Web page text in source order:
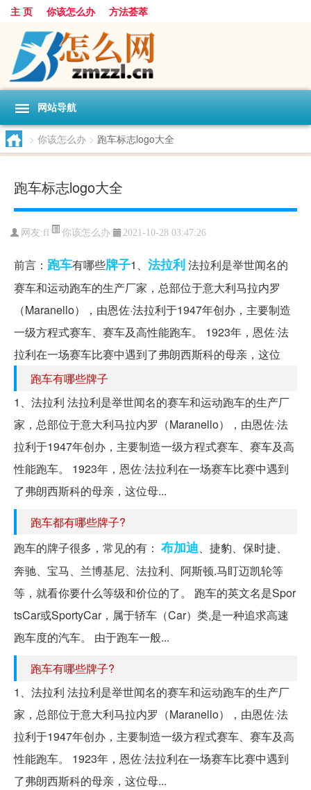
主 页 你该怎么办 方法荟萃
网站导航
> 你该怎么办 > 跑车标志logo大全
跑车标志logo大全
网友:fl 你该怎么办 2021-10-28 03:47:26
前言： 跑车有哪些牌子1、 法拉利法拉利是举世闻名的
赛车和运动跑车的生产厂家，总部位于意大利马拉内罗
（Maranello），由恩佐·法拉利于1947年创办，主要制造
一级方程式赛车、赛车及高性能跑车。 1923年，恩佐·法
拉利在一场赛车比赛中遇到了弗朗西斯科的母亲，这位
跑车有哪些牌子
1、法拉利 法拉利是举世闻名的赛车和运动跑车的生产厂
家，总部位于意大利马拉内罗（Maranello），由恩佐·法
拉利于1947年创办，主要制造一级方程式赛车、赛车及高
性能跑车。 1923年，恩佐·法拉利在一场赛车比赛中遇到
了弗朗西斯科的母亲，这位母...
跑车都有哪些牌子?
跑车的牌子很多，常见的有： 布加迪、捷豹、保时捷、
奔驰、宝马、兰博基尼、法拉利、阿斯顿.马盯迈凯轮等
等，就看你要什么等级和价位的了。 跑车的英文名是Spor
tsCar或SportyCar，属于轿车（Car）类,是一种追求高速
跑车度的汽车。 由于跑车一般...
跑车有哪些牌子?
1、法拉利 法拉利是举世闻名的赛车和运动跑车的生产厂
家，总部位于意大利马拉内罗（Maranello），由恩佐·法
拉利于1947年创办，主要制造一级方程式赛车、赛车及高
性能跑车。 1923年，恩佐·法拉利在一场赛车比赛中遇到
了弗朗西斯科的母亲，这位母...